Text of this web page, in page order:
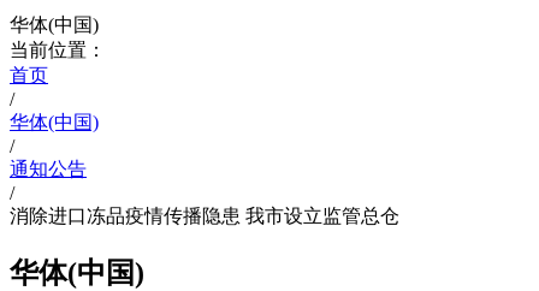
华体(中国)
当前位置：
首页
/
华体(中国)
/
通知公告
/
消除进口冻品疫情传播隐患 我市设立监管总仓
华体(中国)